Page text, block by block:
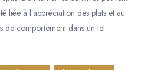
liée à l’appréciation des plats et au
de comportement dans un tel